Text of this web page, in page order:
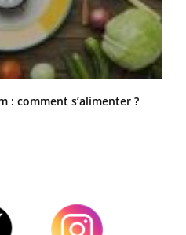
: comment s’alimenter ?